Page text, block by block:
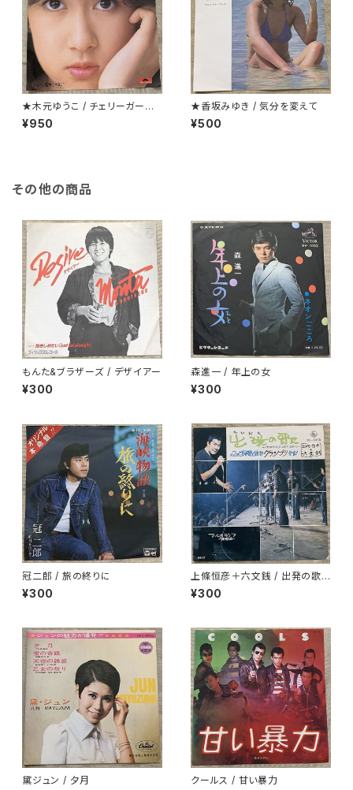
★木元ゆうこ / チェリーガーデ
ン(桜の園)
¥950
★香坂みゆき / 気分を変えて
¥500
その他の商品
もんた&ブラザーズ / デザイアー
¥300
森進一 / 年上の女
¥300
冠二郎 / 旅の終りに
¥300
上條恒彦＋六文銭 / 出発の歌 -
失なわれた時を求めて-
¥300
黛ジュン / 夕月 クールス / 甘い暴力